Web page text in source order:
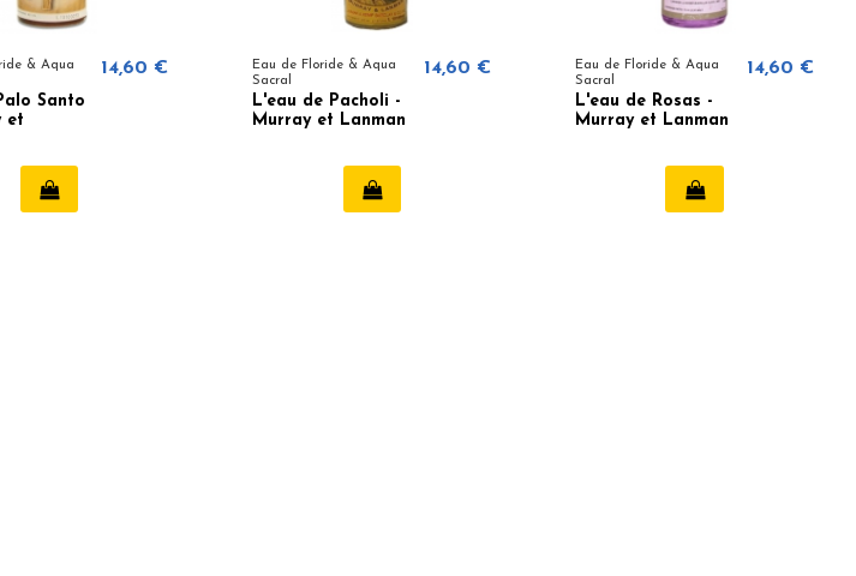
& Aqua
Santo
et
14,60 €
Eau de Floride & Aqua
Sacral
L'eau de Pacholi -
Murray et Lanman
14,60 €
Eau de Floride & Aqua
Sacral
L'eau de Rosas -
Murray et Lanman
14,60 €